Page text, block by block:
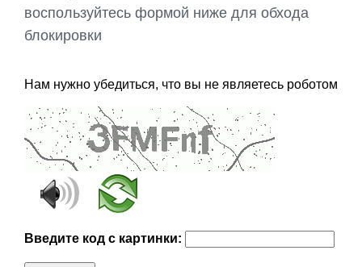
воспользуйтесь формой ниже для обхода
блокировки
Нам нужно убедиться, что вы не являетесь роботом
Введите код с картинки: